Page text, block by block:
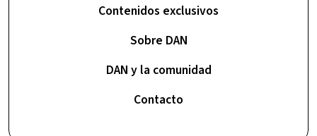
Contenidos exclusivos
Sobre DAN
DAN y la comunidad
Contacto